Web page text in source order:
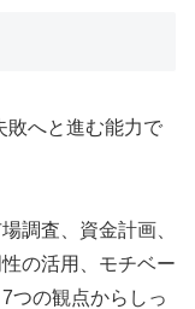
敗へと進む能力で
調査、資金計画、
の活用、モチベー
つの観点からしっ